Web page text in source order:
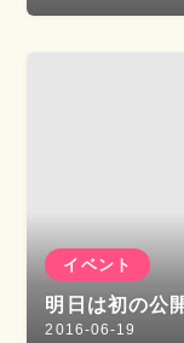
イベント
明日は初の公
2016-06-19